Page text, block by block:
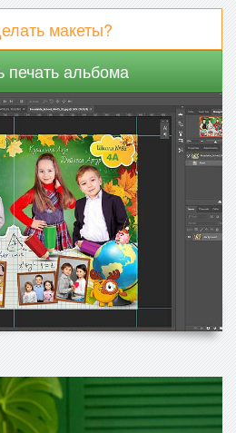
макеты?
печать альбома